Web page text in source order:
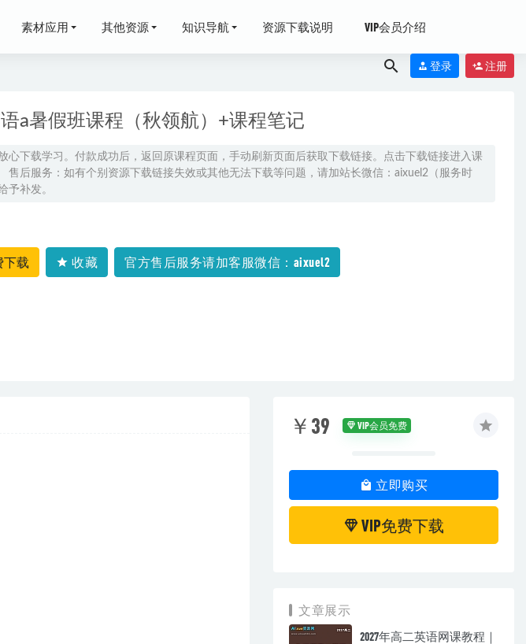
素材应用 其他资源 知识导航 资源下载说明 VIP会员介绍
登录 注册
a暑假班课程（秋领航）+课程笔记
心下载学习。付款成功后，返回原课程页面，手动刷新页面后获取下载链接。点击下载链接进入课
售后服务：如有个别资源下载链接失效或其他无法下载等问题，请加站长微信：aixuel2（服务时
予补发。
下载 收藏 官方售后服务请加客服微信：aixuel2
￥39 VIP会员免费
立即购买
VIP免费下载
文章展示
2027年高二英语网课教程｜
+讲义
教程+课堂笔记+讲义（寒-春-暑-秋）